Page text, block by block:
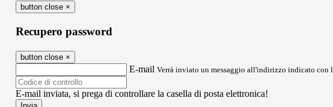
button close ×
Recupero password
button close ×
E-mail Verrà inviato un messaggio all'indirizzo indicato con
E-mail inviata, si prega di controllare la casella di posta elettronica!